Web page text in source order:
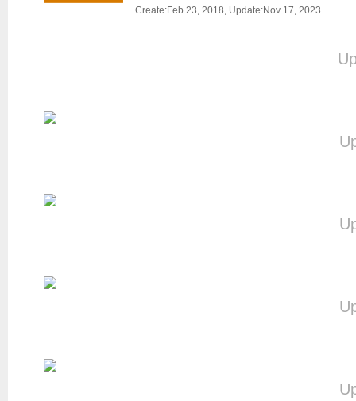
Create:Feb 23, 2018, Update:Nov 17, 2023